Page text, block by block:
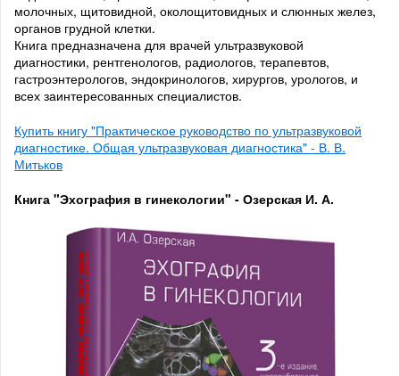
молочных, щитовидной, околощитовидных и слюнных желез,
органов грудной клетки.
Книга предназначена для врачей ультразвуковой
диагностики, рентгенологов, радиологов, терапевтов,
гастроэнтерологов, эндокринологов, хирургов, урологов, и
всех заинтересованных специалистов.
Купить книгу "Практическое руководство по ультразвуковой
диагностике. Общая ультразвуковая диагностика" - В. В.
Митьков
Книга "Эхография в гинекологии" - Озерская И. А.